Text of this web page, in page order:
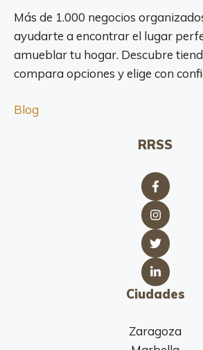
Más de 1.000 negocios
ayudarte a encontrar el lugar
amueblar tu hogar. Descubre
compara opciones y elige con
Blog
RRSS
Ciudades
Zaragoza